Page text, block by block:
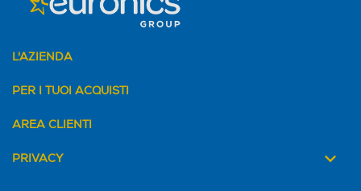
L'AZIENDA
PER I TUOI ACQUISTI
AREA CLIENTI
PRIVACY